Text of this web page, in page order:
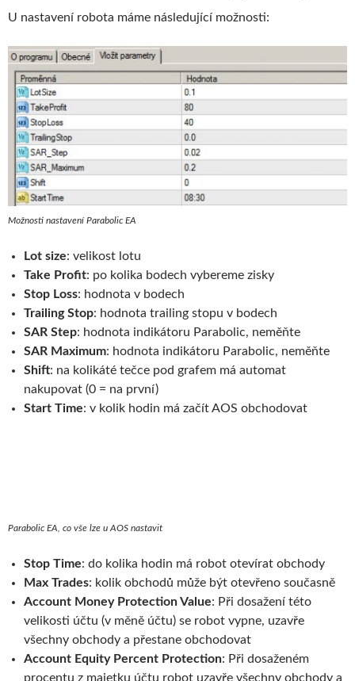
U nastavení robota máme následující možnosti:
Možnosti nastavení Parabolic EA
Lot size: velikost lotu
Take Profit: po kolika bodech vybereme zisky
Stop Loss: hodnota v bodech
Trailing Stop: hodnota trailing stopu v bodech
SAR Step: hodnota indikátoru Parabolic, neměňte
SAR Maximum: hodnota indikátoru Parabolic, neměňte
Shift: na kolikáté tečce pod grafem má automat
nakupovat (0 = na první)
Start Time: v kolik hodin má začít AOS obchodovat
Parabolic EA, co vše lze u AOS nastavit
Stop Time: do kolika hodin má robot otevírat obchody
Max Trades: kolik obchodů může být otevřeno současně
Account Money Protection Value: Při dosažení této
velikosti účtu (v měně účtu) se robot vypne, uzavře
všechny obchody a přestane obchodovat
Account Equity Percent Protection: Při dosaženém
procentu z majetku účtu robot uzavře všechny obchody a